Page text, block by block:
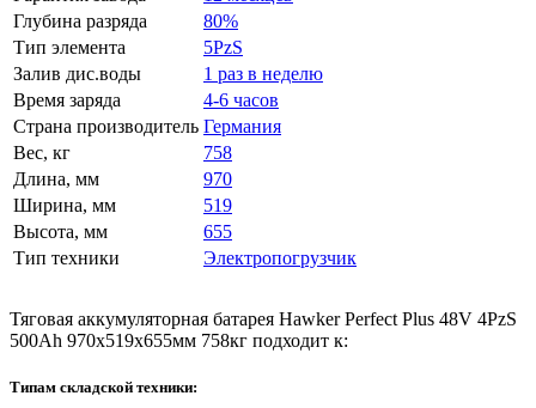
Глубина разряда
80%
Тип элемента
5PzS
Залив дис.воды
1 раз в неделю
Время заряда
4-6 часов
Страна производитель Германия
Вес, кг
758
Длина, мм
970
Ширина, мм
519
Высота, мм
655
Тип техники
Электропогрузчик
Тяговая аккумуляторная батарея Hawker Perfect Plus 48V 4PzS
500Ah 970x519x655мм 758кг подходит к:
Типам складской техники: